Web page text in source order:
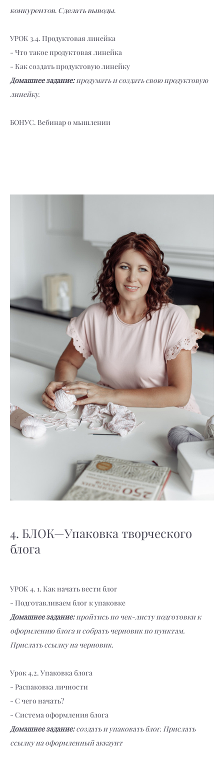
конкурентов. Сделать выводы.
УРОК 3.4. Продуктовая линейка
- Что такое продуктовая линейка
- Как создать продуктовую линейку
Домашнее задание:продумать и создать свою продуктовую
линейку.
БОНУС. Вебинар о мышлении
4. БЛОК—Упаковка творческого
блога
УРОК 4. 1. Как начать вести блог
- Подготавливаем блог к упаковке
Домашнее задание:пройтись по чек-листу подготовки к
оформлению блога и собрать черновик по пунктам.
Прислать ссылку на черновик.
Урок 4.2. Упаковка блога
- Распаковка личности
- С чего начать?
- Система оформления блога
Домашнее задание:создать и упаковать блог. Прислать
ссылку на оформленный аккаунт